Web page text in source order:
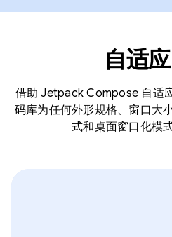
自适
借助 Jetpack Compose 自适
码库为任何外形规格、窗口大
式和桌面窗口化模